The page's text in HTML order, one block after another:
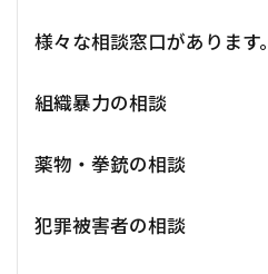
様々な相談窓口があります。
組織暴力の相談
薬物・拳銃の相談
犯罪被害者の相談